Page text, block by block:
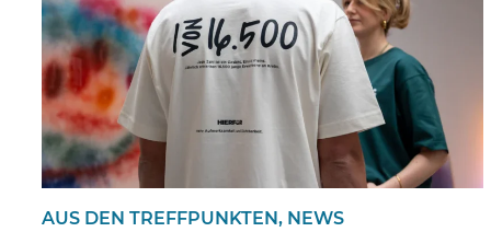
AUS DEN TREFFPUNKTEN, NEWS